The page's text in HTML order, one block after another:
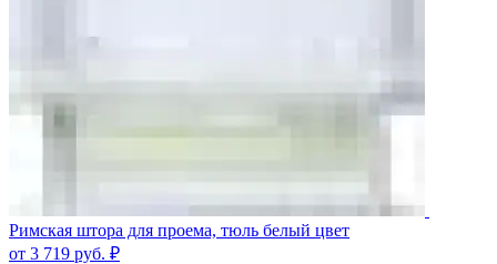
Римская штора для проема, тюль белый цвет
от 3 719 руб. ₽